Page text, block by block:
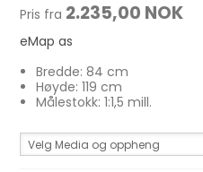
Pris fra 2.235,00 NOK
eMap as
Bredde: 84 cm
Høyde: 119 cm
Målestokk: 1:1,5 mill.
Velg Media og oppheng